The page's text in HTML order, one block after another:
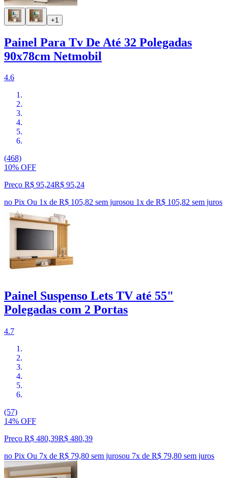
+1
Painel Para Tv De Até 32 Polegadas
90x78cm Netmobil
4.6
(468)
10% OFF
Preço R$ 95,24R$ 95,24
no Pix Ou 1x de R$ 105,82 sem jurosou 1x de R$ 105,82 sem juros
Painel Suspenso Lets TV até 55"
Polegadas com 2 Portas
4.7
(57)
14% OFF
Preço R$ 480,39R$ 480,39
no Pix Ou 7x de R$ 79,80 sem jurosou 7x de R$ 79,80 sem juros